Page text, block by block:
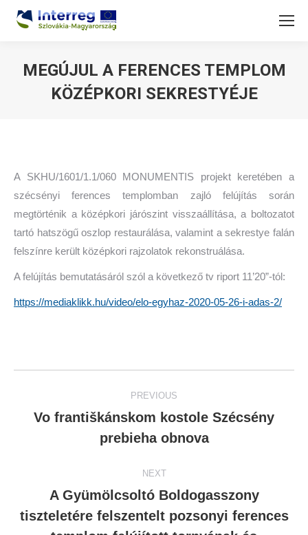
MEGÚJUL A FERENCES TEMPLOM
KÖZÉPKORI SEKRESTYÉJE
A SKHU/1601/1.1/060 MONUMENTIS projekt keretében a
szécsényi ferences templomban zajló felújítás során
megtörténik a középkori járószint visszaállítása, a boltozatot
tartó hatszögű oszlop restaurálása, valamint a sekrestye falán
felszínre került középkori rajzolatok rekonstruálása.
A felújítás bemutatásáról szól a következő tv riport 11’20”-tól:
https://mediaklikk.hu/video/elo-egyhaz-2020-05-26-i-adas-2/
navigation
PREVIOUS
post:
Vo františkánskom kostole Szécsény
prebieha obnova
NEXT
Next
A Gyümölcsoltó Boldogasszony
tiszteletére felszentelt pozsonyi ferences